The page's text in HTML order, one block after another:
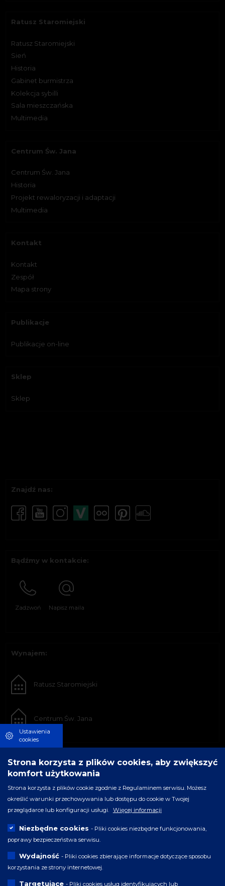
Ratusz Staromiejski
Ratusz Staromiejski
Sień
Historia
Gabinet burmistrza
Kolekcja sybilli
Sala mieszczańska
Multimedia
Centrum Św. Jana
Centrum Św. Jana
Historia
Projekt rewaloryzacji i adaptacji
Multimedia
Kontakt
Kontakt
Zespół
Mapa strony
Publikacje
Publikacje on-line
Sklep
Sklep
Znajdź nas:
Bądźmy w kontakcie:
Zadzwoń Napisz maila
Wynajem:
Ratusz Staromiejski
Centrum Św. Jana
Ustawienia
cookies
Strona korzysta z plików cookies, aby zwiększyć
komfort użytkowania
Strona korzysta z plików cookie zgodnie z Regulaminem serwisu. Możesz
określić warunki przechowywania lub dostępu do cookie w Twojej
przeglądarce lub konfiguracji usługi.
Więcej informacji
Niezbędne cookies - Pliki cookies niezbędne funkcjonowania,
poprawy bezpieczeństwa serwisu.
Wydajność - Pliki cookies zbierające informacje dotyczące sposobu
korzystania ze strony internetowej.
Targetujące - Pliki cookies usług identyfikujących lub